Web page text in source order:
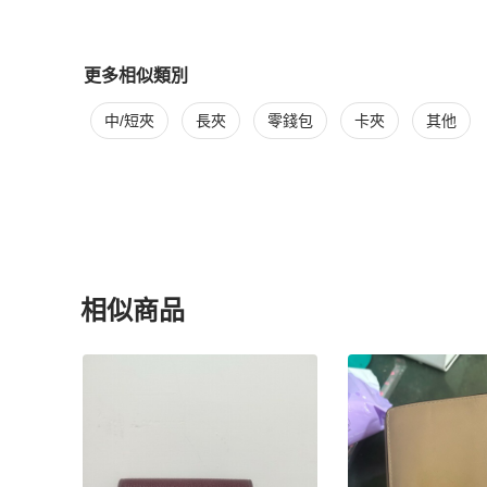
更多相似類別
更多Coach 女士錢包 / 小皮件相似商品推薦
中/短夾 長夾 零錢包 卡夾 其他
相似商品
更多相似Coach女士錢包 / 小皮件 推薦精品